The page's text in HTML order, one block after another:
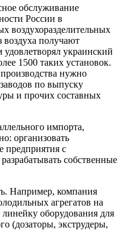
обслуживание
России в
воздухоразделительных
получают
украинский
1500 таких установок.
нужно
по выпуску
и прочих составных
импорта,
организовать
предприятия с
собственные
Например, компания
агрегатов на
оборудования для
(дозаторы, экструдеры,